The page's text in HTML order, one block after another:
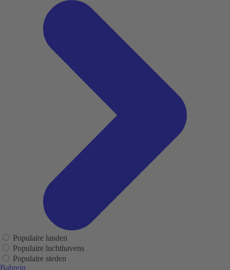
Populaire landen
Populaire luchthavens
Populaire steden
Bahrein